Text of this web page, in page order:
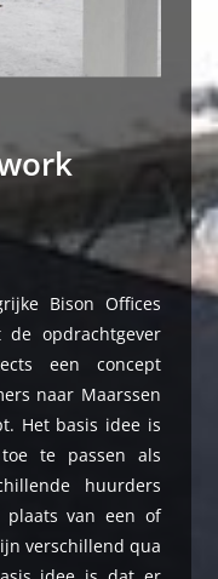
Bison Offices
de opdrachtgever
een concept
naar Maarssen
Het basis idee is
te passen als
huurders
van een of
verschillend qua